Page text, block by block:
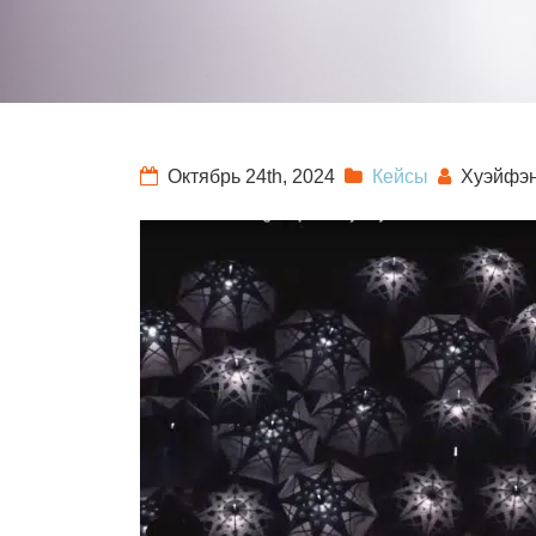
Октябрь 24th, 2024 Кейсы